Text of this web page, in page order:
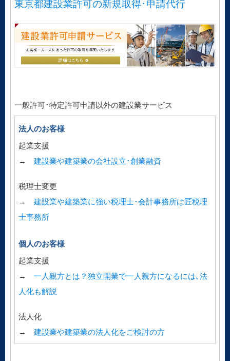
東京都建設業許可の新規取得･申請代行
一般許可･特定許可申請以外の建設業サービス
法人のお客様
起業支援
→ 建設業や建築業の会社設立･創業融資
税理士変更
→ 建設業や建築業に強い税理士･会計事務所は匠税理
士事務所
個人のお客様
起業支援
→ 一人親方とは？独立開業で一人親方になるには､法
人化も解説
法人化
→ 建設業や建築業の法人化をご検討の方